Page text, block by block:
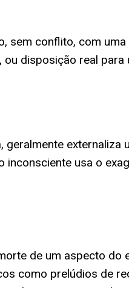
sem conflito, com
disposição real
usa o
de um aspecto
como prelúdios de